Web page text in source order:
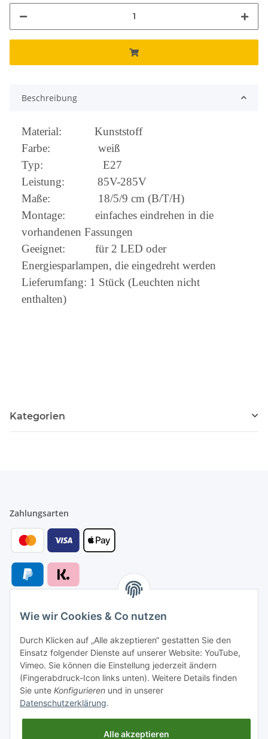
Beschreibung
Material: Kunststoff
Farbe: weiß
Typ: E27
Leistung: 85V-285V
Maße: 18/5/9 cm (B/T/H)
Montage: einfaches eindrehen in die
vorhandenen Fassungen
Geeignet: für 2 LED oder
Energiesparlampen, die eingedreht werden
Lieferumfang: 1 Stück (Leuchten nicht
enthalten)
Kategorien
Zahlungsarten
Versandarten
Versand nach
Wie wir Cookies & Co nutzen
Durch Klicken auf „Alle akzeptieren“ gestatten Sie den
Einsatz folgender Dienste auf unserer Website: YouTube,
Vimeo. Sie können die Einstellung jederzeit ändern
(Fingerabdruck-Icon links unten). Weitere Details finden
Sie unte Konfigurieren und in unserer
Datenschutzerklärung.
Alle akzeptieren